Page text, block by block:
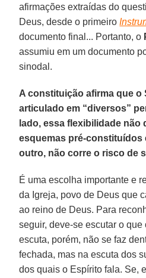
afirmações extraídas do
Deus, desde o primeiro
documento final... Portanto, o
assumiu em um documento
sinodal.
A constituição afirma que o
articulado em “diversos”
lado, essa flexibilidade não
esquemas pré-constituídos
outro, não corre o risco de
É uma escolha importante e
da Igreja, povo de Deus que
ao reino de Deus. Para
seguir, deve-se escutar o
escuta, porém, não se faz
fechada, mas na escuta dos
dos quais o Espírito fala. Se,